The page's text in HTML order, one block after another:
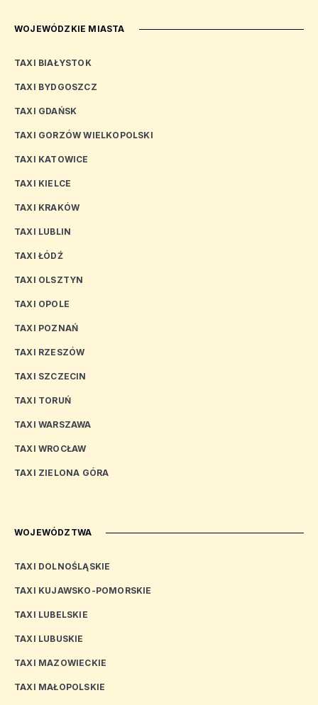
WOJEWÓDZKIE MIASTA
TAXI BIAŁYSTOK
TAXI BYDGOSZCZ
TAXI GDAŃSK
TAXI GORZÓW WIELKOPOLSKI
TAXI KATOWICE
TAXI KIELCE
TAXI KRAKÓW
TAXI LUBLIN
TAXI ŁÓDŹ
TAXI OLSZTYN
TAXI OPOLE
TAXI POZNAŃ
TAXI RZESZÓW
TAXI SZCZECIN
TAXI TORUŃ
TAXI WARSZAWA
TAXI WROCŁAW
TAXI ZIELONA GÓRA
WOJEWÓDZTWA
TAXI DOLNOŚLĄSKIE
TAXI KUJAWSKO-POMORSKIE
TAXI LUBELSKIE
TAXI LUBUSKIE
TAXI MAZOWIECKIE
TAXI MAŁOPOLSKIE